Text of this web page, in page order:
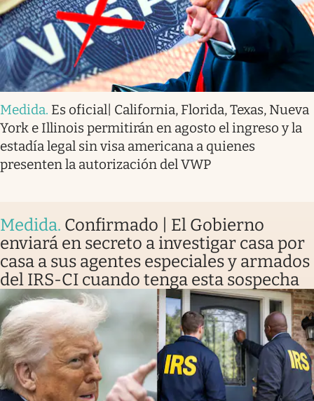
Medida. Es oficial| California, Florida, Texas, Nueva
York e Illinois permitirán en agosto el ingreso y la
estadía legal sin visa americana a quienes
presenten la autorización del VWP
Medida. Confirmado | El Gobierno
enviará en secreto a investigar casa por
casa a sus agentes especiales y armados
del IRS-CI cuando tenga esta sospecha